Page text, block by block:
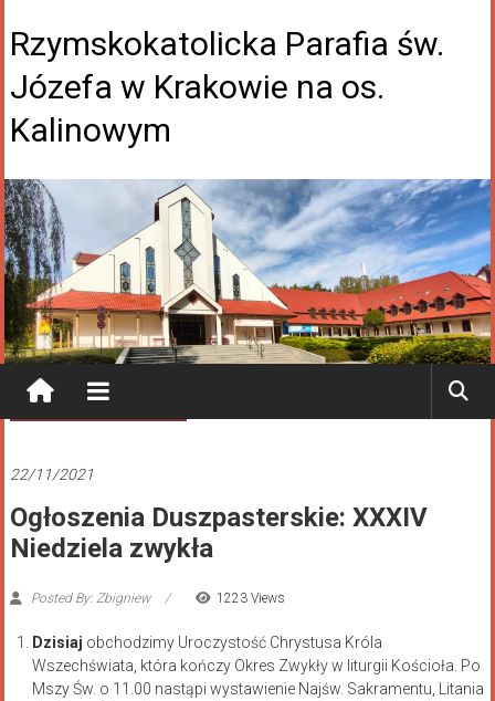
Rzymskokatolicka Parafia św.
Józefa w Krakowie na os.
Kalinowym
22/11/2021
Ogłoszenia Duszpasterskie: XXXIV
Niedziela zwykła
Posted By: Zbigniew 1223 Views
Dzisiaj obchodzimy Uroczystość Chrystusa Króla
Wszechświata, która kończy Okres Zwykły w liturgii Kościoła. Po
Mszy Św. o 11.00 nastąpi wystawienie Najśw. Sakramentu, Litania